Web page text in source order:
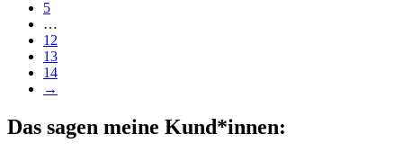
5
…
12
13
14
→
Das sagen meine Kund*innen: